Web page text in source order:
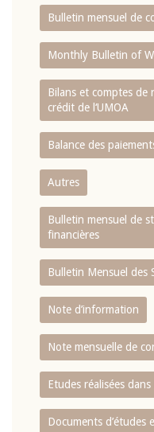
Bulletin mensuel de
Monthly Bulletin of
Bilans et comptes de
crédit de l‘UMOA
Balance des
Autres
Bulletin mensuel de
financières
Bulletin Mensuel des
Note d’information
Note mensuelle de
Etudes réalisées
Documents d’études